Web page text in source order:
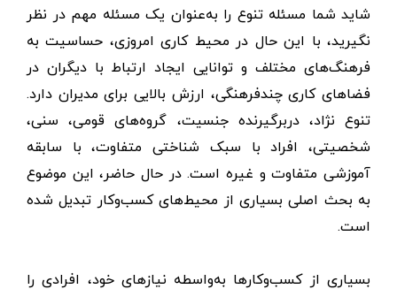
شاید شما مسئله تنوع را به‌عنوان یک مسئله مهم در نظر
نگیرید، با این حال در محیط کاری امروزی، حساسیت به
فرهنگ‌های مختلف و توانایی ایجاد ارتباط با دیگران در
فضاهای کاری چندفرهنگی، ارزش بالایی برای مدیران دارد.
تنوع نژاد، دربرگیرنده جنسیت، گروه‌های قومی، سنی،
شخصیتی، افراد با سبک شناختی متفاوت، با سابقه
آموزشی متفاوت و غیره است. در حال حاضر، این موضوع
به بحث اصلی بسیاری از محیط‌های کسب‌و‌کار تبدیل شده
است.
بسیاری از کسب‌و‌کارها به‌واسطه نیازهای خود، افرادی را